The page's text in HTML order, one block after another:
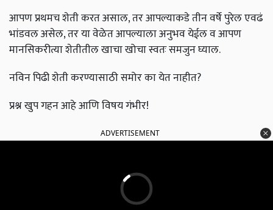
आपण प्रथमच शेती करत असाल, तर आपल्याकडे तीन वर्षे पुरेल एवढं
भांडवल असेल, तर या वेळेत आपल्याला अनुभव येईल व आपण
मानसिकरीत्या शेतीतील खाचा खोचा स्वतः समजुन घ्याल.
नविन पिढी शेती करण्यासाठी समोर का येत नाहीत?
प्रश्न खुप गहन आहे आणि विषय गंभीर!
ADVERTISEMENT